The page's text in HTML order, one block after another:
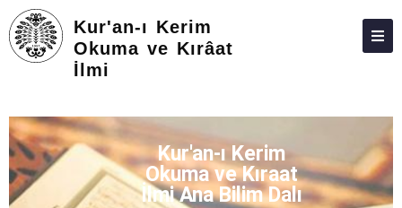
Kur'an-ı Kerim
Okuma ve Kırâat
İlmi
HAKKIMIZDA
KIŞILER
LISANSÜSTÜ
ARAŞTIRMA
Kur'an-ı Kerim
Okuma ve Kıraat
İlmi Ana Bilim Dalı